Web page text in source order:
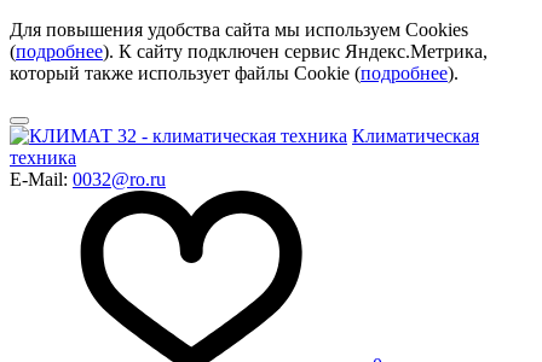
Для повышения удобства сайта мы используем Cookies
(подробнее). К сайту подключен сервис Яндекс.Метрика,
который также использует файлы Cookie (подробнее).
Климатическая
техника
E-Mail: 0032@ro.ru